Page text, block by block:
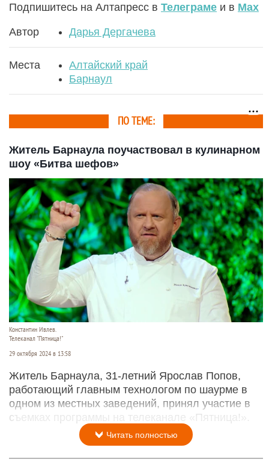
Подпишитесь на Алтапресс в Телеграме и в Max
Автор Дарья Дергачева
Места
Алтайский край
Барнаул
ПО ТЕМЕ:
Житель Барнаула поучаствовал в кулинарном
шоу «Битва шефов»
Константин Ивлев.
Телеканал "Пятница!"
29 октября 2024 в 13:58
Житель Барнаула, 31-летний Ярослав Попов,
работающий главным технологом по шаурме в
одном из местных заведений, принял участие в
съемках программы на телеканале «Пятница!».
Читать полностью